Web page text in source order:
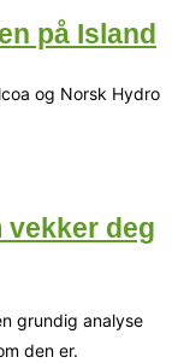
på Island
og Norsk Hydro
vekker deg
grundig analyse
den er.